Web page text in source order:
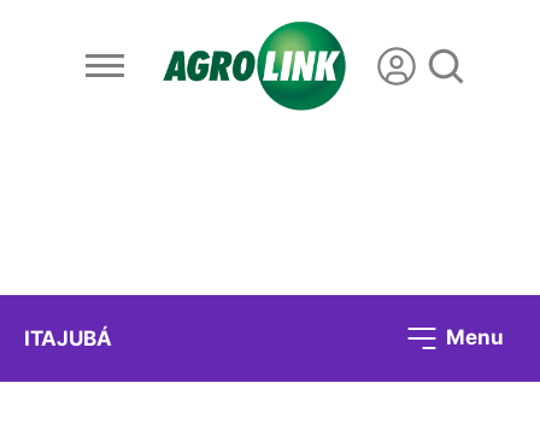
ITAJUBÁ Menu